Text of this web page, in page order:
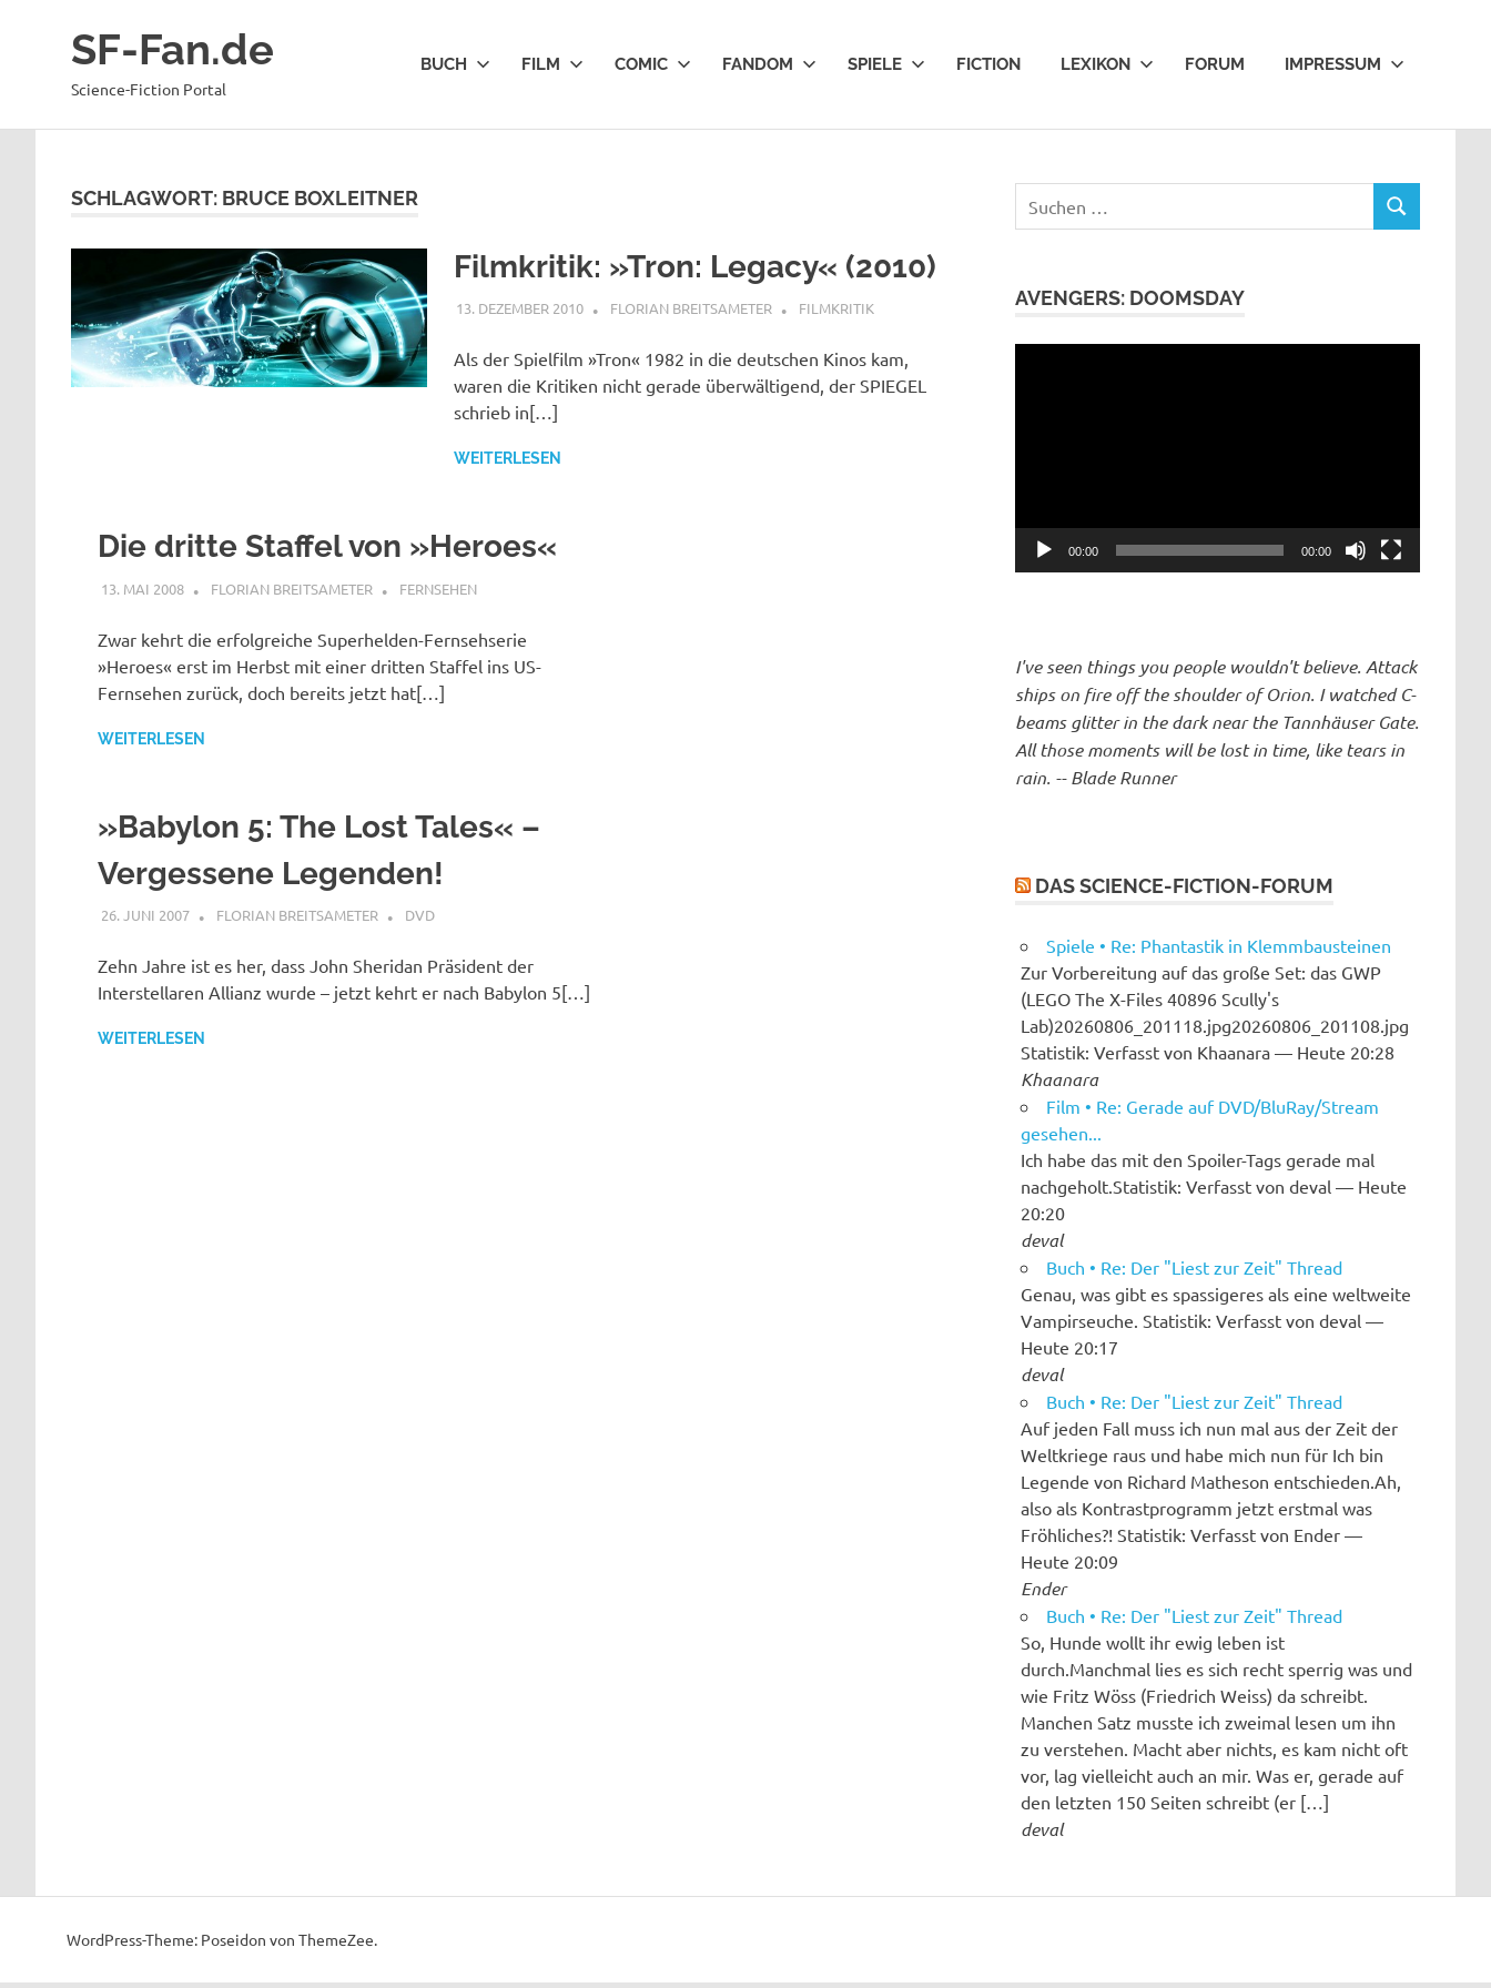
SF-Fan.de
Science-Fiction Portal
BUCH FILM COMIC FANDOM SPIELE FICTION LEXIKON FORUM IMPRESSUM
SCHLAGWORT: BRUCE BOXLEITNER
Filmkritik: »Tron: Legacy« (2010)
13. DEZEMBER 2010 FLORIAN BREITSAMETER FILMKRITIK
Als der Spielfilm »Tron« 1982 in die deutschen Kinos kam,
waren die Kritiken nicht gerade überwältigend, der SPIEGEL
schrieb in[…]
WEITERLESEN
Die dritte Staffel von »Heroes«
13. MAI 2008 FLORIAN BREITSAMETER FERNSEHEN
Zwar kehrt die erfolgreiche Superhelden-Fernsehserie
»Heroes« erst im Herbst mit einer dritten Staffel ins US-
Fernsehen zurück, doch bereits jetzt hat[…]
WEITERLESEN
»Babylon 5: The Lost Tales« –
Vergessene Legenden!
26. JUNI 2007 FLORIAN BREITSAMETER DVD
Zehn Jahre ist es her, dass John Sheridan Präsident der
Interstellaren Allianz wurde – jetzt kehrt er nach Babylon 5[…]
WEITERLESEN
nach:
SUCHEN
AVENGERS: DOOMSDAY
00:00 00:00
I've seen things you people wouldn't believe. Attack
ships on fire off the shoulder of Orion. I watched C-
beams glitter in the dark near the Tannhäuser Gate.
All those moments will be lost in time, like tears in
rain. -- Blade Runner
DAS SCIENCE-FICTION-FORUM
Spiele • Re: Phantastik in Klemmbausteinen
Zur Vorbereitung auf das große Set: das GWP
(LEGO The X-Files 40896 Scully's
Lab)20260806_201118.jpg20260806_201108.jpg
Statistik: Verfasst von Khaanara — Heute 20:28
Khaanara
Film • Re: Gerade auf DVD/BluRay/Stream
gesehen...
Ich habe das mit den Spoiler-Tags gerade mal
nachgeholt.Statistik: Verfasst von deval — Heute
20:20
deval
Buch • Re: Der "Liest zur Zeit" Thread
Genau, was gibt es spassigeres als eine weltweite
Vampirseuche. Statistik: Verfasst von deval —
Heute 20:17
deval
Buch • Re: Der "Liest zur Zeit" Thread
Auf jeden Fall muss ich nun mal aus der Zeit der
Weltkriege raus und habe mich nun für Ich bin
Legende von Richard Matheson entschieden.Ah,
also als Kontrastprogramm jetzt erstmal was
Fröhliches?! Statistik: Verfasst von Ender —
Heute 20:09
Ender
Buch • Re: Der "Liest zur Zeit" Thread
So, Hunde wollt ihr ewig leben ist
durch.Manchmal lies es sich recht sperrig was und
wie Fritz Wöss (Friedrich Weiss) da schreibt.
Manchen Satz musste ich zweimal lesen um ihn
zu verstehen. Macht aber nichts, es kam nicht oft
vor, lag vielleicht auch an mir. Was er, gerade auf
den letzten 150 Seiten schreibt (er […]
deval
WordPress-Theme: Poseidon von ThemeZee.